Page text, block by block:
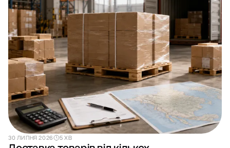
30 ЛИПНЯ 2026 5 ХВ